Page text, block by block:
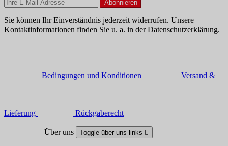
Sie können Ihr Einverständnis jederzeit widerrufen. Unsere
Kontaktinformationen finden Sie u. a. in der Datenschutzerklärung.
Bedingungen und Konditionen Versand &
Lieferung Rückgaberecht
Über uns Toggle über uns links 